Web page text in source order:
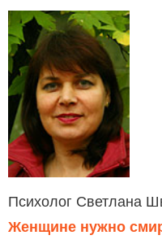
Психолог Светлана
Женщине нужно